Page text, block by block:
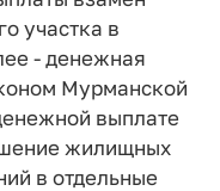
участка в
- денежная
Мурманской
выплате
жилищных
в отдельные